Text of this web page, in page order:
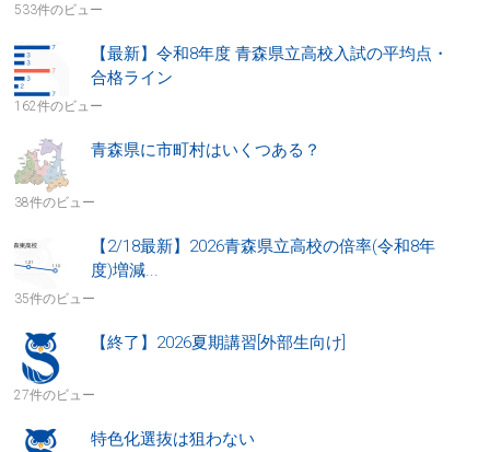
533件のビュー
【最新】令和8年度 青森県立高校入試の平均点・
合格ライン
162件のビュー
青森県に市町村はいくつある？
38件のビュー
【2/18最新】2026青森県立高校の倍率(令和8年
度)増減...
35件のビュー
【終了】2026夏期講習[外部生向け]
27件のビュー
特色化選抜は狙わない